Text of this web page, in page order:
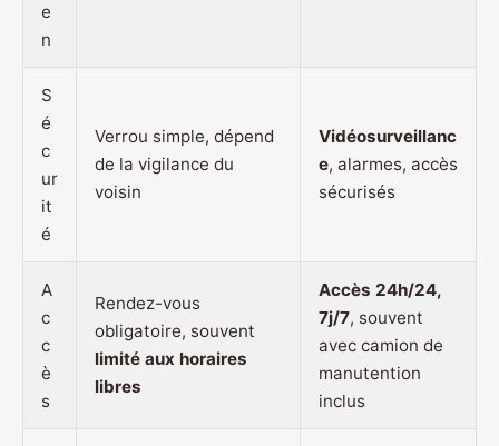
e
n
S
é
c
ur
it
é
Verrou simple, dépend
de la vigilance du
voisin
Vidéosurveillanc
e, alarmes, accès
sécurisés
A
c
c
è
s
Rendez-vous
obligatoire, souvent
limité aux horaires
libres
Accès 24h/24,
7j/7, souvent
avec camion de
manutention
inclus